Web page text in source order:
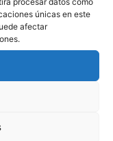
únicas en este
afectar